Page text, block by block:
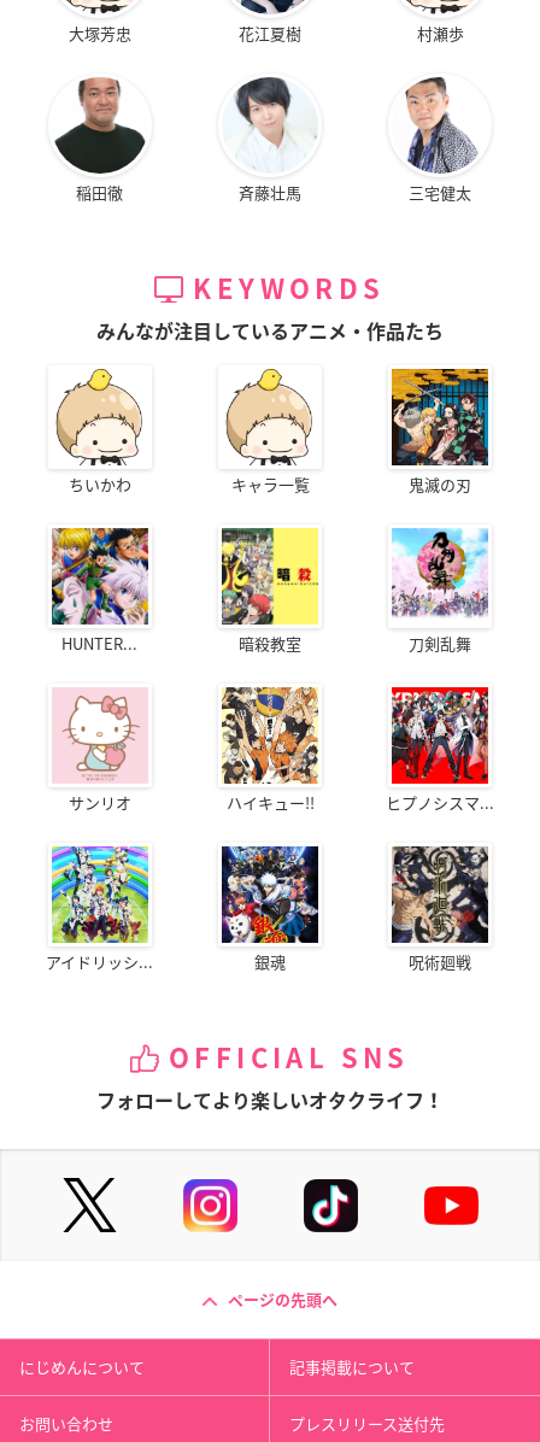
大塚芳忠 花江夏樹 村瀬歩
稲田徹 斉藤壮馬 三宅健太
KEYWORDS
みんなが注目しているアニメ・作品たち
ちいかわ キャラ一覧 鬼滅の刃
HUNTER... 暗殺教室 刀剣乱舞
サンリオ ハイキュー!! ヒプノシスマ...
アイドリッシ... 銀魂 呪術廻戦
OFFICIAL SNS
フォローしてより楽しいオタクライフ！
ページの先頭へ
にじめんについて 記事掲載について
お問い合わせ プレスリリース送付先